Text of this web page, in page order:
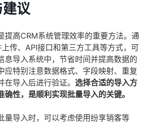
议
提高CRM系统管理效率的重要方法。通
传、API接口和第三方工具等方式，可
息导入系统中，节省时间并提高数据的
应特别注意数据格式、字段映射、重复
导入后进行验证。 选择合适的导入方
确性，是顺利实现批量导入的关键。
量导入时，可以考虑使用纷享销客等